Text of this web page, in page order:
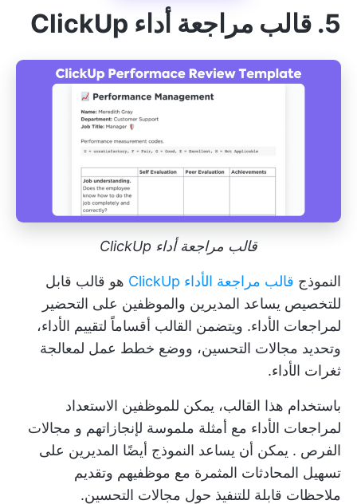
5. قالب مراجعة أداء ClickUp
قالب مراجعة أداء ClickUp
النموذج قالب مراجعة الأداء ClickUp
هو قالب قابل
للتخصيص يساعد المديرين والموظفين على التحضير
لمراجعات الأداء. ويتضمن القالب أقساماً لتقييم الأداء،
وتحديد مجالات التحسين، ووضع خطط عمل لمعالجة
ثغرات الأداء.
باستخدام هذا القالب، يمكن للموظفين الاستعداد
لمراجعات الأداء مع أمثلة ملموسة لإنجازاتهم و مجالات
الفرص . يمكن أن يساعد النموذج أيضًا المديرين على
تسهيل المحادثات المثمرة مع موظفيهم وتقديم
ملاحظات قابلة للتنفيذ حول مجالات التحسين.